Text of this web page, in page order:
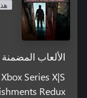
الألعاب المضمنة
Series X|S
Redux